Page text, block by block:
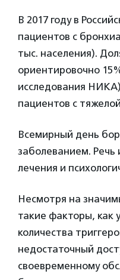
В 2017 году в
пациентов с
тыс. населения).
ориентировочно
исследования
пациентов с
Всемирный день
заболеванием. Речь
лечения и
Несмотря на
такие факторы, как
количества
недостаточный
своевременному